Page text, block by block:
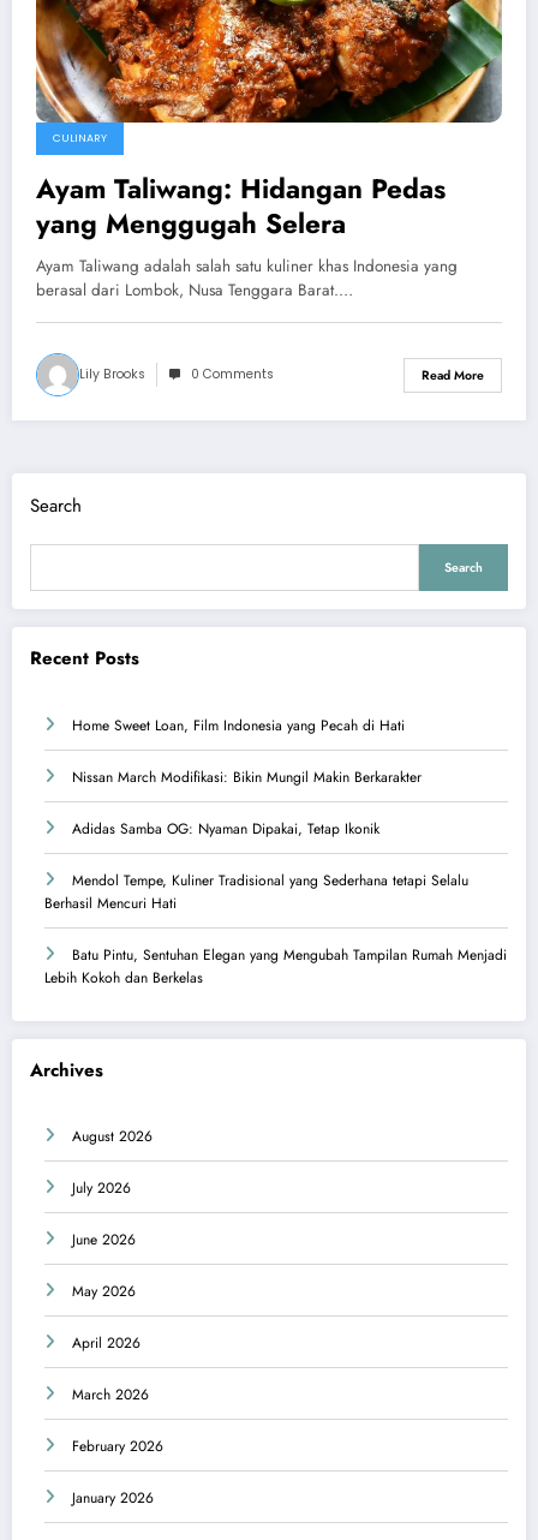
CULINARY
Ayam Taliwang: Hidangan Pedas
yang Menggugah Selera
Ayam Taliwang adalah salah satu kuliner khas Indonesia yang
berasal dari Lombok, Nusa Tenggara Barat.…
Lily Brooks 0 Comments Read More
Search
Search
Recent Posts
Home Sweet Loan, Film Indonesia yang Pecah di Hati
Nissan March Modifikasi: Bikin Mungil Makin Berkarakter
Adidas Samba OG: Nyaman Dipakai, Tetap Ikonik
Mendol Tempe, Kuliner Tradisional yang Sederhana tetapi Selalu
Berhasil Mencuri Hati
Batu Pintu, Sentuhan Elegan yang Mengubah Tampilan Rumah Menjadi
Lebih Kokoh dan Berkelas
Archives
August 2026
July 2026
June 2026
May 2026
April 2026
March 2026
February 2026
January 2026